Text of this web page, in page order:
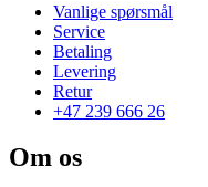
Vanlige spørsmål
Service
Betaling
Levering
Retur
+47 239 666 26
Om os